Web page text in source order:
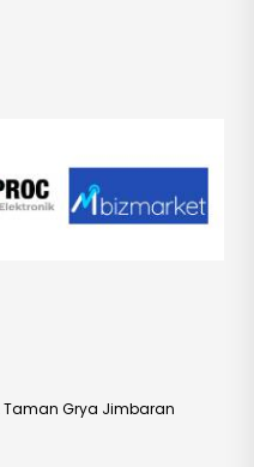
Taman Grya Jimbaran